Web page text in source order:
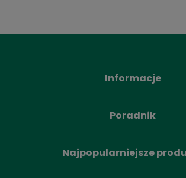
Informacje
Poradnik
Najpopularniejsze